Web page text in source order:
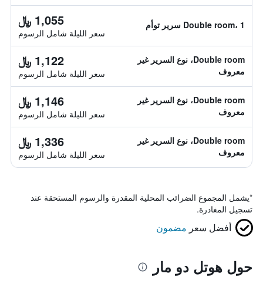
Double room، 1 سرير توأم 1,055 ﷼
سعر الليلة شامل الرسوم
Double room، نوع السرير غير
معروف
1,122 ﷼
سعر الليلة شامل الرسوم
Double room، نوع السرير غير
معروف
1,146 ﷼
سعر الليلة شامل الرسوم
Double room، نوع السرير غير
معروف
1,336 ﷼
سعر الليلة شامل الرسوم
*يشمل المجموع الضرائب المحلية المقدرة والرسوم المستحقة عند
تسجيل المغادرة.
أفضل سعر مضمون
حول هوتل دو مار